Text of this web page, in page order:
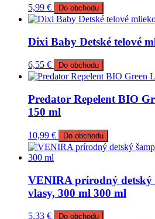
5,99 € Do obchodu
Dixi Baby Detské telové
6,55 € Do obchodu
Predator Repelent BIO
150 ml
10,99 € Do obchodu
VENIRA prírodný detský
vlasy, 300 ml 300 ml
5,33 € Do obchodu